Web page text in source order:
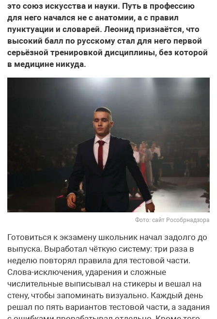
это союз искусства и науки. Путь в профессию
для него начался не с анатомии, а с правил
пунктуации и словарей. Леонид признаётся, что
высокий балл по русскому стал для него первой
серьёзной тренировкой дисциплины, без которой
в медицине никуда.
Фото: сайт Рособрнадзора
Готовиться к экзамену школьник начал задолго до
выпуска. Выработал чёткую систему: три раза в
неделю повторял правила для тестовой части.
Слова-исключения, ударения и сложные
числительные выписывал на стикеры и вешал на
стену, чтобы запоминать визуально. Каждый день
решал по пять вариантов тестовой части, а задания